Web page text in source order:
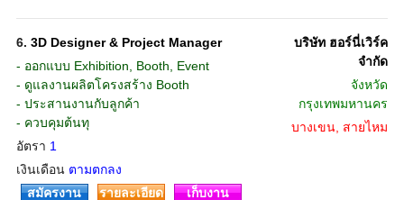
6. 3D Designer & Project Manager
- ออกแบบ Exhibition, Booth, Event
- ดูแลงานผลิตโครงสร้าง Booth
- ประสานงานกับลูกค้า
- ควบคุมต้นทุ
อัตรา 1
เงินเดือน ตามตกลง
บริษัท ฮอร์นี่เวิร์ค
จำกัด
จังหวัด
กรุงเทพมหานคร
บางเขน, สายไหม
สมัครงาน รายละเอียด เก็บงาน